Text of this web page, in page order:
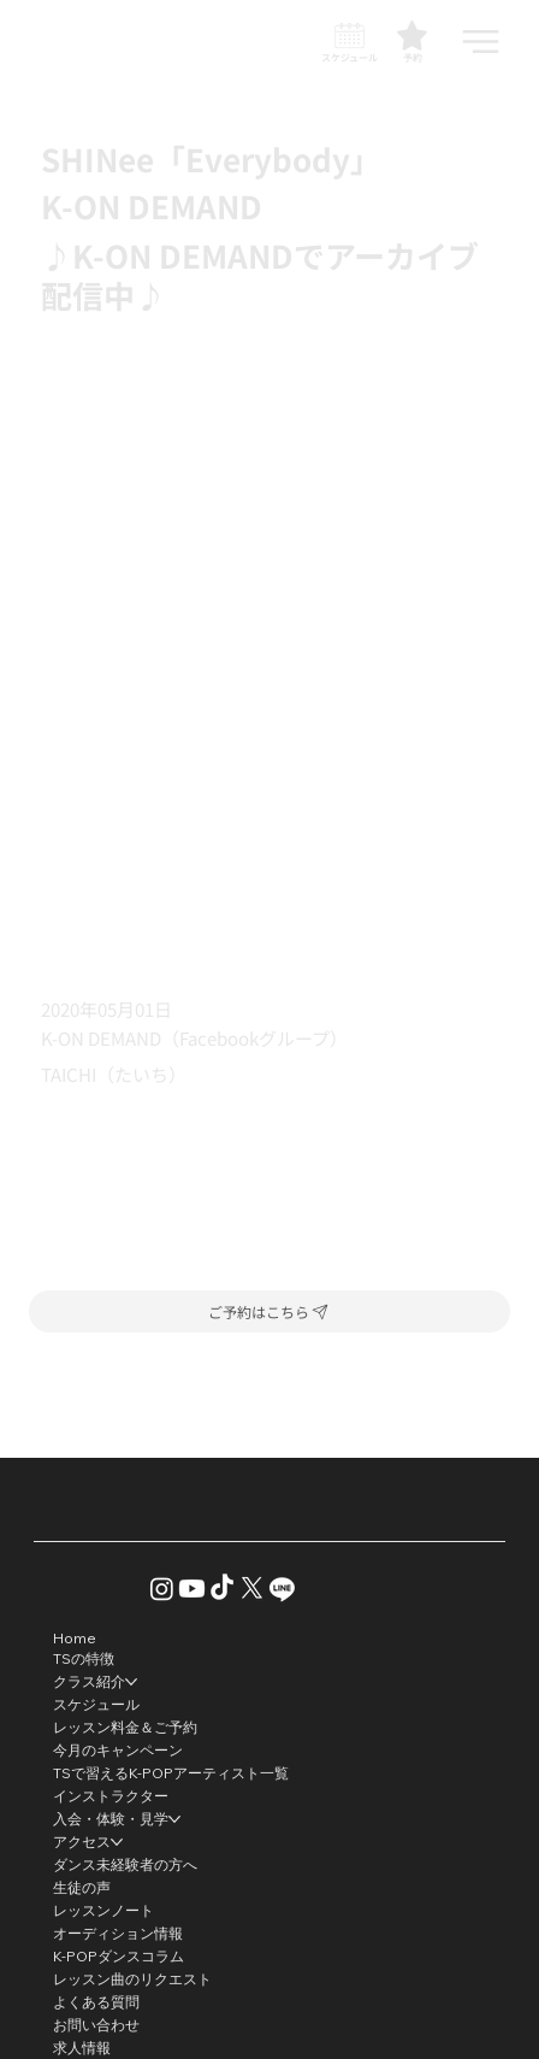
予約
スケジュール
SHINee「Everybody」
K-ON DEMAND
♪K-ON DEMANDでアーカイブ
配信中♪
2020年05月01日
K-ON DEMAND（Facebookグループ）
TAICHI（たいち）
ご予約はこちら
Home
TSの特徴
クラス紹介
スケジュール
レッスン料金＆ご予約
今月のキャンペーン
TSで習えるK-POPアーティスト一覧
インストラクター
入会・体験・見学
アクセス
ダンス未経験者の方へ
生徒の声
レッスンノート
オーディション情報
K-POPダンスコラム
レッスン曲のリクエスト
よくある質問
お問い合わせ
求人情報